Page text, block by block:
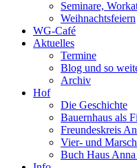
Seminare,
Weihnachtsfeiern
WG-Café
Aktuelles
Termine
Blog und so
Archiv
Hof
Die Geschichte
Bauernhaus als
Freundeskreis
Vier- und
Buch Haus